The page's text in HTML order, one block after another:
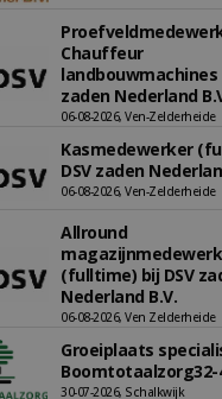
Chauffeur
landbouwmachines
zaden Nederland
06-08-2026, Ven-Zelderheide
Kasmedewerker
DSV zaden
06-08-2026, Ven-Zelderheide
Allround
(fulltime) bij DSV
Nederland B.V.
06-08-2026, Ven Zelderheide
Groeiplaats
Boomtotaalzorg32-
30-07-2026, Schalkwijk